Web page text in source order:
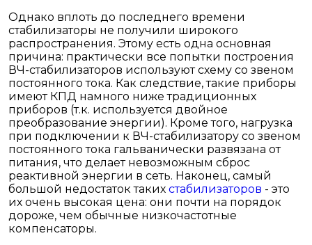
Однако вплоть до последнего времени
стабилизаторы не получили широкого
распространения. Этому есть одна основная
причина: практически все попытки построения
ВЧ-стабилизаторов используют схему со звеном
постоянного тока. Как следствие, такие приборы
имеют КПД намного ниже традиционных
приборов (т.к. используется двойное
преобразование энергии). Кроме того, нагрузка
при подключении к ВЧ-стабилизатору со звеном
постоянного тока гальванически развязана от
питания, что делает невозможным сброс
реактивной энергии в сеть. Наконец, самый
большой недостаток таких стабилизаторов - это
их очень высокая цена: они почти на порядок
дороже, чем обычные низкочастотные
компенсаторы.